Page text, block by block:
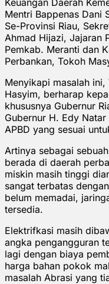
Mentri Bappenas Dani
Se-Provinsi Riau,
Ahmad Hijazi, Jajaran
Pemkab. Meranti dan
Perbankan, Tokoh
Menyikapi masalah ini,
Hasyim, berharap
khususnya Gubernur
Gubernur H. Edy
APBD yang sesuai
Artinya sebagai
berada di daerah
miskin masih tinggi
sangat terbatas
belum memadai,
tersedia.
Elektrifkasi masih
angka pengangguran
lagi dengan biaya
harga bahan pokok
masalah Abrasi yang